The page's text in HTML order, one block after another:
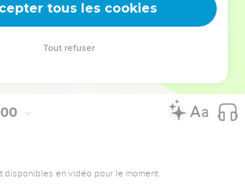
il est saint, l’Éternel, notre Dieu !
– Bibli’O, 1978, avec autorisation. Pour vous procurer
disponibles en vidéo pour le moment.
tous les cookies
Tout refuser